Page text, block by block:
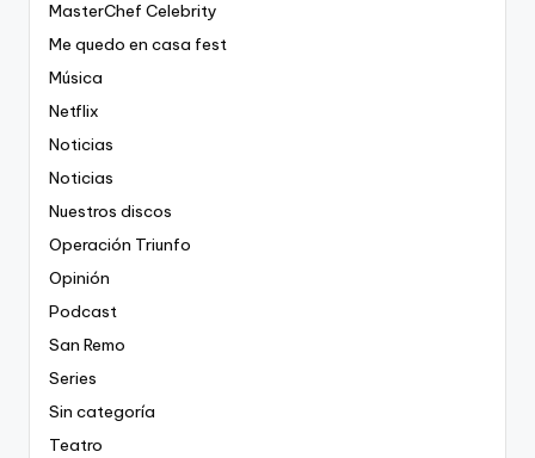
MasterChef Celebrity
Me quedo en casa fest
Música
Netflix
Noticias
Noticias
Nuestros discos
Operación Triunfo
Opinión
Podcast
San Remo
Series
Sin categoría
Teatro